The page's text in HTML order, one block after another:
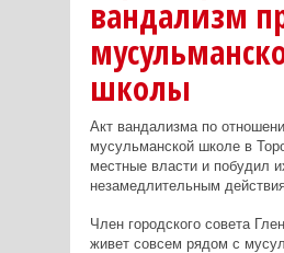
вандализм
школы
Акт вандализма по
мусульманской школе в
местные власти и побудил
незамедлительным
Член городского совета
живет совсем рядом с